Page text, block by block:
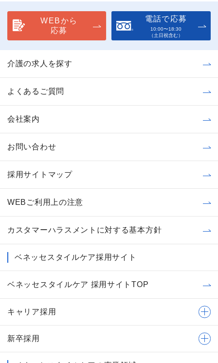
WEBから
応募
電話で応募
10:00〜18:30
（土日祝含む）
介護の求人を探す
よくあるご質問
会社案内
お問い合わせ
採用サイトマップ
WEBご利用上の注意
カスタマーハラスメントに対する基本方針
ベネッセスタイルケア採用サイト
ベネッセスタイルケア 採用サイトTOP
キャリア採用
新卒採用